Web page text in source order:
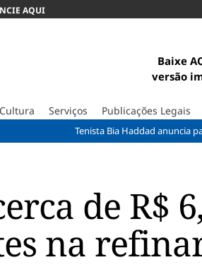
AQUI
Baixe
versão
Cultura Serviços Publicações Legais
Tenista Bia Haddad anuncia pausa na
de R$
na